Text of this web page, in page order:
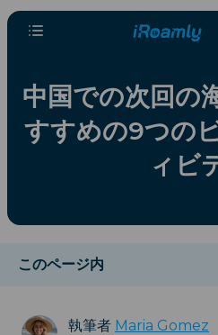
中国での次回の
すすめの9つの
ィビ
このページ内
執筆者 Maria Gomez